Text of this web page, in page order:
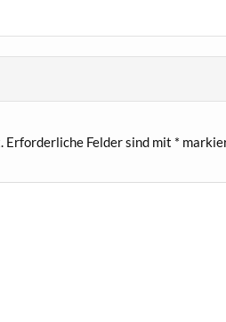
Erforderliche Felder sind mit *